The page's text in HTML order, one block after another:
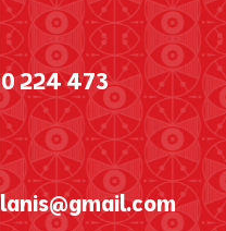
224 473